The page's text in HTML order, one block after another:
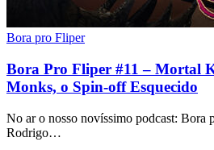
Bora pro Fliper
Bora Pro Fliper #11 – Mortal
Monks, o Spin-off Esquecido
No ar o nosso novíssimo podcast: Bora
Rodrigo…